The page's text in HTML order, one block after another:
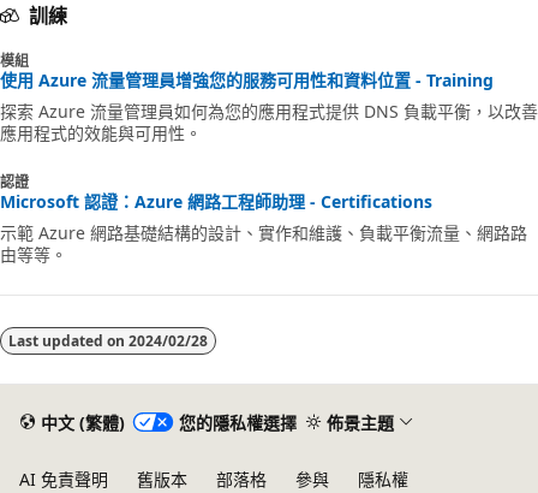
訓練
模組
使用 Azure 流量管理員增強您的服務可用性和資料位置 - Training
探索 Azure 流量管理員如何為您的應用程式提供 DNS 負載平衡，以改善
應用程式的效能與可用性。
認證
Microsoft 認證：Azure 網路工程師助理 - Certifications
示範 Azure 網路基礎結構的設計、實作和維護、負載平衡流量、網路路
由等等。
Last updated on 2024/02/28
中文 (繁體) 您的隱私權選擇 佈景主題
AI 免責聲明 舊版本 部落格 參與 隱私權